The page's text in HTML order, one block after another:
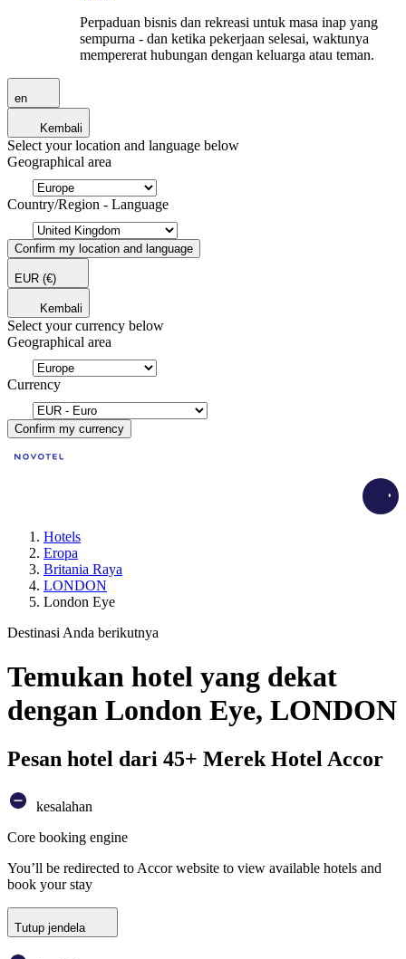
Perpaduan bisnis dan rekreasi untuk masa inap yang
sempurna - dan ketika pekerjaan selesai, waktunya
mempererat hubungan dengan keluarga atau teman.
en
Kembali
Select your location and language below
Geographical area
Country/Region - Language
Confirm my location and language
EUR (€)
Kembali
Select your currency below
Geographical area
Currency
Confirm my currency
Hotels
Eropa
Britania Raya
LONDON
London Eye
Destinasi Anda berikutnya
Temukan hotel yang dekat
dengan London Eye, LONDON
Pesan hotel dari 45+ Merek Hotel Accor
kesalahan
Core booking engine
You’ll be redirected to Accor website to view available hotels and
book your stay
Tutup jendela